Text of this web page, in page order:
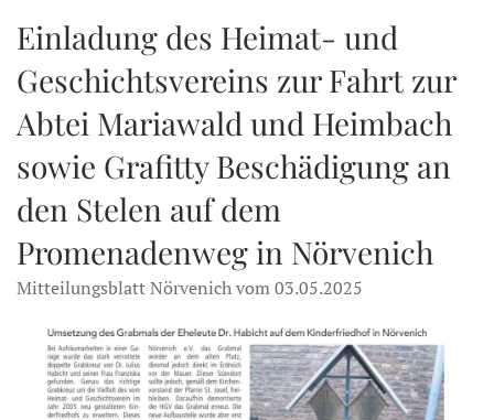
Einladung des Heimat- und
Geschichtsvereins zur Fahrt zur
Abtei Mariawald und Heimbach
sowie Grafitty Beschädigung an
den Stelen auf dem
Promenadenweg in Nörvenich
Mitteilungsblatt Nörvenich vom 03.05.2025